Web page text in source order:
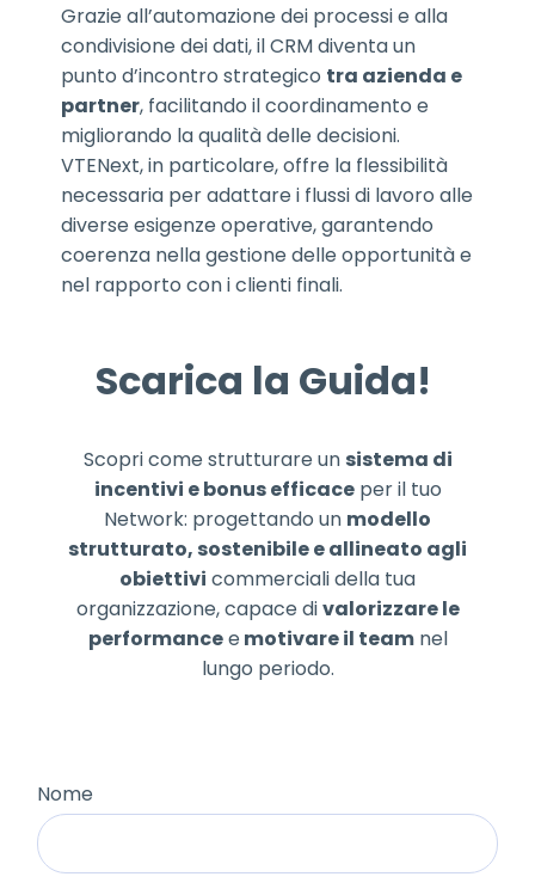
Grazie all’automazione dei processi e alla
condivisione dei dati, il CRM diventa un
punto d’incontro strategico tra azienda e
partner, facilitando il coordinamento e
migliorando la qualità delle decisioni.
VTENext, in particolare, offre la flessibilità
necessaria per adattare i flussi di lavoro alle
diverse esigenze operative, garantendo
coerenza nella gestione delle opportunità e
nel rapporto con i clienti finali.
Scarica la Guida!
Scopri come strutturare un sistema di
incentivi e bonus efficaceper il tuo
Network: progettando un modello
strutturato, sostenibile e allineato agli
obiettivi commerciali della tua
organizzazione, capace divalorizzare le
performancee motivare il teamnel
lungo periodo.
Nome